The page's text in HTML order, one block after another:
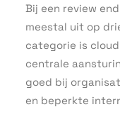
Bij een review
meestal uit op
categorie is
centrale
goed bij
en beperkte